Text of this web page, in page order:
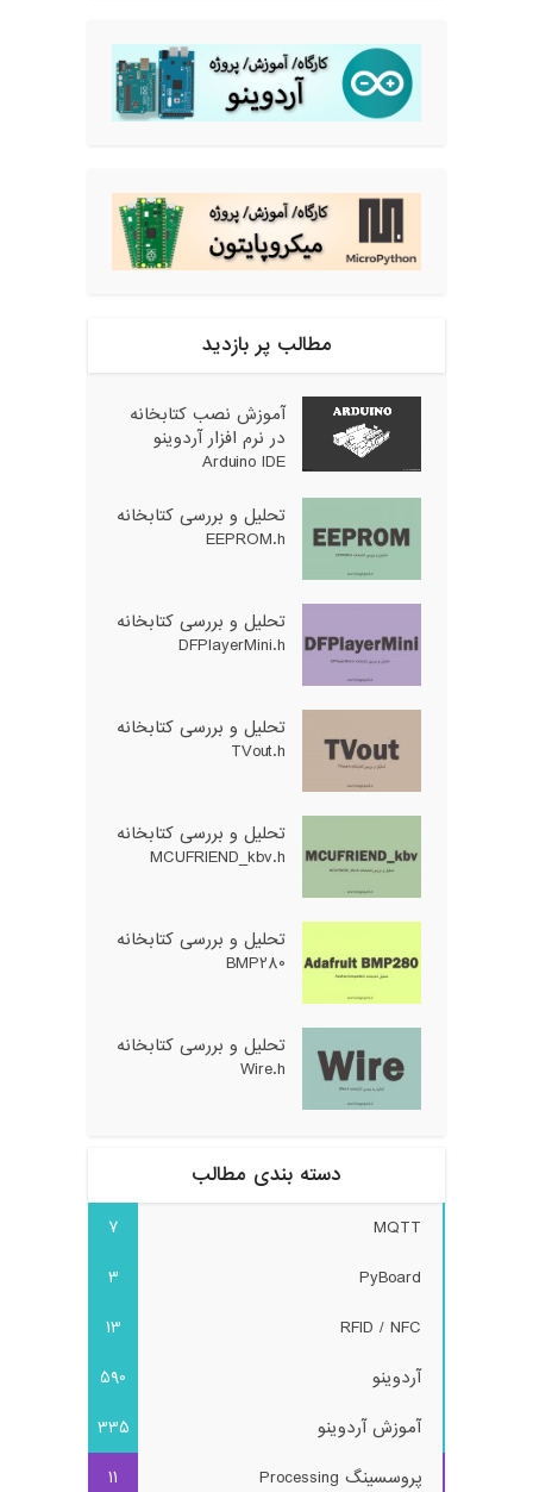
مطالب پر بازدید
آموزش نصب کتابخانه
در نرم افزار آردوینو
Arduino IDE
تحلیل و بررسی کتابخانه
EEPROM.h
تحلیل و بررسی کتابخانه
DFPlayerMini.h
تحلیل و بررسی کتابخانه
TVout.h
تحلیل و بررسی کتابخانه
MCUFRIEND_kbv.h
تحلیل و بررسی کتابخانه
BMP280
تحلیل و بررسی کتابخانه
Wire.h
دسته بندی مطالب
MQTT
7
PyBoard
3
RFID / NFC
13
آردوینو
590
آموزش آردوینو
335
پروسسینگ Processing
11